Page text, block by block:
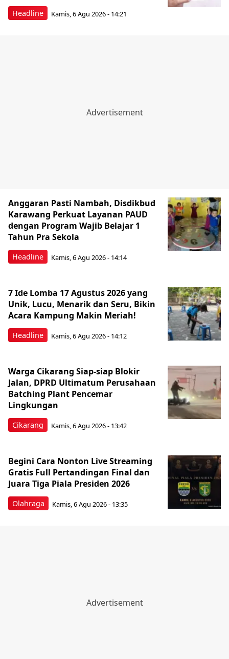
Headline Kamis, 6 Agu 2026 - 14:21
Headline
Anggaran Pasti Nambah, Disdikbud
Karawang Perkuat Layanan PAUD
dengan Program Wajib Belajar 1
Tahun Pra Sekola
Kamis, 6 Agu 2026 - 14:14
Headline
7 Ide Lomba 17 Agustus 2026 yang
Unik, Lucu, Menarik dan Seru, Bikin
Acara Kampung Makin Meriah!
Kamis, 6 Agu 2026 - 14:12
Cikarang
Warga Cikarang Siap-siap Blokir
Jalan, DPRD Ultimatum Perusahaan
Batching Plant Pencemar
Lingkungan
Kamis, 6 Agu 2026 - 13:42
Olahraga
Begini Cara Nonton Live Streaming
Gratis Full Pertandingan Final dan
Juara Tiga Piala Presiden 2026
Kamis, 6 Agu 2026 - 13:35